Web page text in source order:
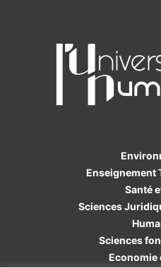
Enseignement
Santé
Sciences
Sciences
Economie